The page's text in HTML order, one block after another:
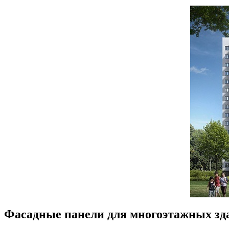
Фасадные панели для многоэтажных